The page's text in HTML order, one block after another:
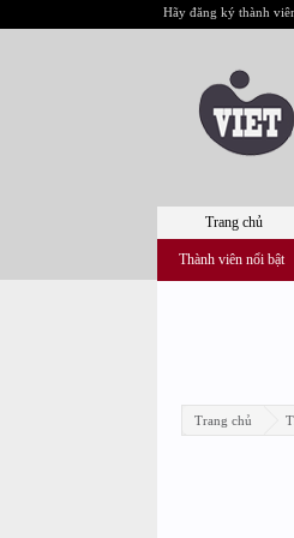
Hãy đăng ký thành
Trang chủ
Trang chủ
Thành viên nổi bật